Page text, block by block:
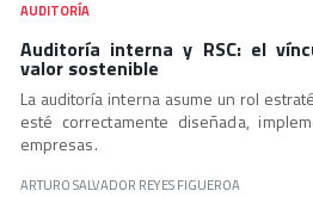
AUDITORÍA
Auditoría interna y RSC: el
valor sostenible
La auditoría interna asume un rol
esté correctamente diseñada,
empresas.
ARTURO SALVADOR REYES FIGUEROA